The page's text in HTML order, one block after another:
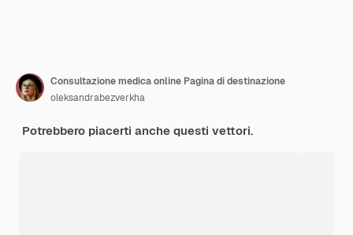
Consultazione medica online Pagina di destinazione
oleksandrabezverkha
Potrebbero piacerti anche questi vettori.